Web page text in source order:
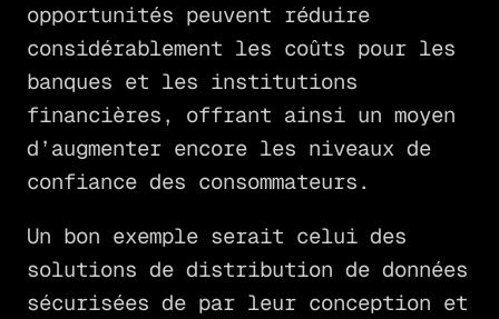
opportunités peuvent réduire
considérablement les coûts pour les
banques et les institutions
financières, offrant ainsi un moyen
d’augmenter encore les niveaux de
confiance des consommateurs.
Un bon exemple serait celui des
solutions de distribution de données
sécurisées de par leur conception et